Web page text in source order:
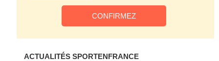
ACTUALITÉS SPORTENFRANCE